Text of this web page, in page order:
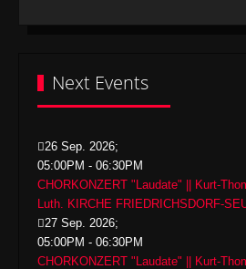
Next Events
26 Sep. 2026;
05:00PM - 06:30PM
CHORKONZERT "Laudate" || Kurt-
Luth. KIRCHE FRIEDRICHSDORF-
27 Sep. 2026;
05:00PM - 06:30PM
CHORKONZERT "Laudate" || Kurt-